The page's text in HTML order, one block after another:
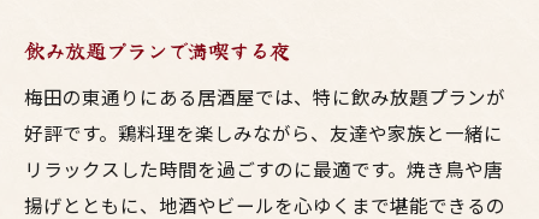
飲み放題プランで満喫する夜
梅田の東通りにある居酒屋では、特に飲み放題プランが
好評です。鶏料理を楽しみながら、友達や家族と一緒に
リラックスした時間を過ごすのに最適です。焼き鳥や唐
揚げとともに、地酒やビールを心ゆくまで堪能できるの